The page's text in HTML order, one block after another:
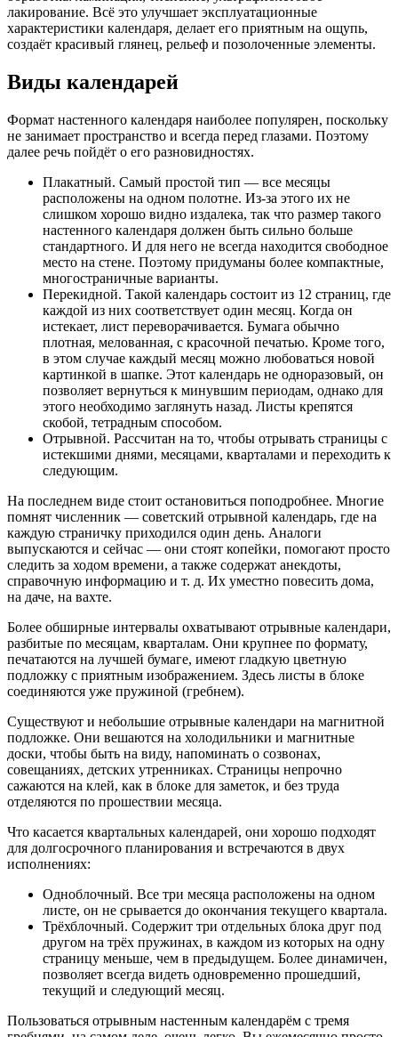
лакирование. Всё это улучшает эксплуатационные
характеристики календаря, делает его приятным на ощупь,
создаёт красивый глянец, рельеф и позолоченные элементы.
Виды календарей
Формат настенного календаря наиболее популярен, поскольку
не занимает пространство и всегда перед глазами. Поэтому
далее речь пойдёт о его разновидностях.
Плакатный. Самый простой тип ― все месяцы
расположены на одном полотне. Из-за этого их не
слишком хорошо видно издалека, так что размер такого
настенного календаря должен быть сильно больше
стандартного. И для него не всегда находится свободное
место на стене. Поэтому придуманы более компактные,
многостраничные варианты.
Перекидной. Такой календарь состоит из 12 страниц, где
каждой из них соответствует один месяц. Когда он
истекает, лист переворачивается. Бумага обычно
плотная, мелованная, с красочной печатью. Кроме того,
в этом случае каждый месяц можно любоваться новой
картинкой в шапке. Этот календарь не одноразовый, он
позволяет вернуться к минувшим периодам, однако для
этого необходимо заглянуть назад. Листы крепятся
скобой, тетрадным способом.
Отрывной. Рассчитан на то, чтобы отрывать страницы с
истекшими днями, месяцами, кварталами и переходить к
следующим.
На последнем виде стоит остановиться поподробнее. Многие
помнят численник ― советский отрывной календарь, где на
каждую страничку приходился один день. Аналоги
выпускаются и сейчас ― они стоят копейки, помогают просто
следить за ходом времени, а также содержат анекдоты,
справочную информацию и т. д. Их уместно повесить дома,
на даче, на вахте.
Более обширные интервалы охватывают отрывные календари,
разбитые по месяцам, кварталам. Они крупнее по формату,
печатаются на лучшей бумаге, имеют гладкую цветную
подложку с приятным изображением. Здесь листы в блоке
соединяются уже пружиной (гребнем).
Существуют и небольшие отрывные календари на магнитной
подложке. Они вешаются на холодильники и магнитные
доски, чтобы быть на виду, напоминать о созвонах,
совещаниях, детских утренниках. Страницы непрочно
сажаются на клей, как в блоке для заметок, и без труда
отделяются по прошествии месяца.
Что касается квартальных календарей, они хорошо подходят
для долгосрочного планирования и встречаются в двух
исполнениях:
Одноблочный. Все три месяца расположены на одном
листе, он не срывается до окончания текущего квартала.
Трёхблочный. Содержит три отдельных блока друг под
другом на трёх пружинах, в каждом из которых на одну
страницу меньше, чем в предыдущем. Более динамичен,
позволяет всегда видеть одновременно прошедший,
текущий и следующий месяц.
Пользоваться отрывным настенным календарём с тремя